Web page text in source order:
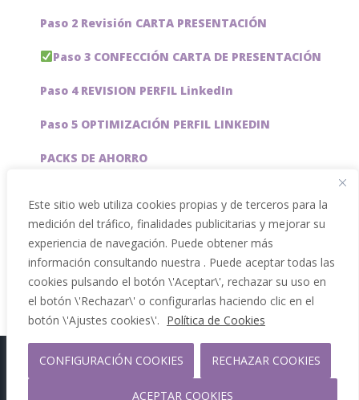
Este sitio web utiliza cookies propias y de terceros para la
medición del tráfico, finalidades publicitarias y mejorar su
experiencia de navegación. Puede obtener más
información consultando nuestra . Puede aceptar todas las
cookies pulsando el botón \'Aceptar\', rechazar su uso en
el botón \'Rechazar\' o configurarlas haciendo clic en el
botón \'Ajustes cookies\'. Política de Cookies
CONFIGURACIÓN COOKIES RECHAZAR COOKIES
ACEPTAR COOKIES
Paso 2 Revisión CARTA PRESENTACIÓN
Paso 3 CONFECCIÓN CARTA DE PRESENTACIÓN
Paso 4 REVISION PERFIL LinkedIn
Paso 5 OPTIMIZACIÓN PERFIL LINKEDIN
PACKS DE AHORRO
Servicios especiales
Copyright 2012 - 2026 |
Facebook
Phone